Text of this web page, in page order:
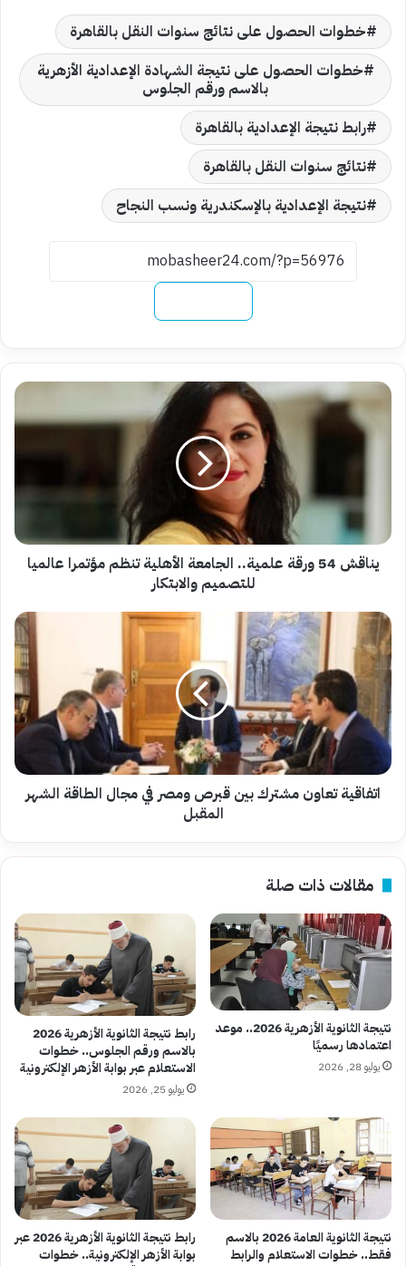
خطوات الحصول على نتائج سنوات النقل بالقاهرة
خطوات الحصول على نتيجة الشهادة الإعدادية الأزهرية
بالاسم ورقم الجلوس
رابط نتيجة الإعدادية بالقاهرة
نتائج سنوات النقل بالقاهرة
نتيجة الإعدادية بالإسكندرية ونسب النجاح
يناقش
54
ورقة
تنظم
مؤتمرا
عالميا
للتصميم
يناقش 54 ورقة علمية.. الجامعة الأهلية تنظم مؤتمرا عالميا
للتصميم والابتكار
اتفاقية
تعاون
مشترك
بين
قبرص
ومصر
في
مجال
الطاقة
الشهر
اتفاقية تعاون مشترك بين قبرص ومصر في مجال الطاقة الشهر
المقبل
مقالات ذات صلة
نتيجة الثانوية الأزهرية 2026.. موعد
اعتمادها رسميًا
يوليو 28, 2026
رابط نتيجة الثانوية الأزهرية 2026
بالاسم ورقم الجلوس.. خطوات
الاستعلام عبر بوابة الأزهر الإلكترونية
يوليو 25, 2026
نتيجة الثانوية العامة 2026 بالاسم
فقط.. خطوات الاستعلام والرابط
رابط نتيجة الثانوية الأزهرية 2026 عبر
بوابة الأزهر الإلكترونية.. خطوات